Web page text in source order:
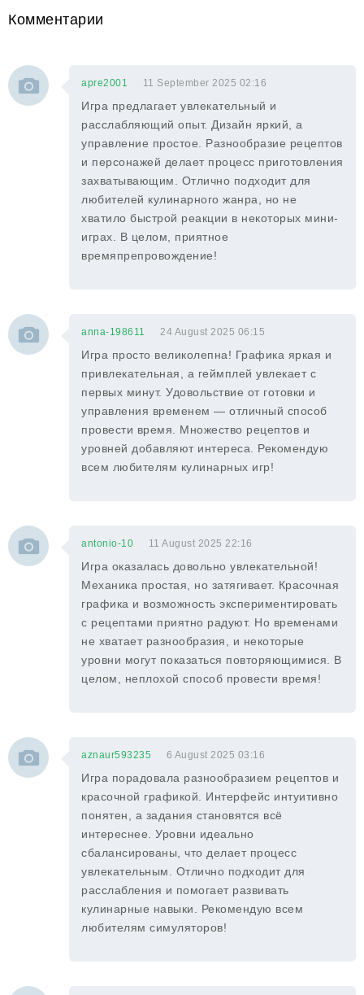
Комментарии
apre2001 11 September 2025 02:16
Игра предлагает увлекательный и
расслабляющий опыт. Дизайн яркий, а
управление простое. Разнообразие рецептов
и персонажей делает процесс приготовления
захватывающим. Отлично подходит для
любителей кулинарного жанра, но не
хватило быстрой реакции в некоторых мини-
играх. В целом, приятное
времяпрепровождение!
anna-198611 24 August 2025 06:15
Игра просто великолепна! Графика яркая и
привлекательная, а геймплей увлекает с
первых минут. Удовольствие от готовки и
управления временем — отличный способ
провести время. Множество рецептов и
уровней добавляют интереса. Рекомендую
всем любителям кулинарных игр!
antonio-10 11 August 2025 22:16
Игра оказалась довольно увлекательной!
Механика простая, но затягивает. Красочная
графика и возможность экспериментировать
с рецептами приятно радуют. Но временами
не хватает разнообразия, и некоторые
уровни могут показаться повторяющимися. В
целом, неплохой способ провести время!
aznaur593235 6 August 2025 03:16
Игра порадовала разнообразием рецептов и
красочной графикой. Интерфейс интуитивно
понятен, а задания становятся всё
интереснее. Уровни идеально
сбалансированы, что делает процесс
увлекательным. Отлично подходит для
расслабления и помогает развивать
кулинарные навыки. Рекомендую всем
любителям симуляторов!